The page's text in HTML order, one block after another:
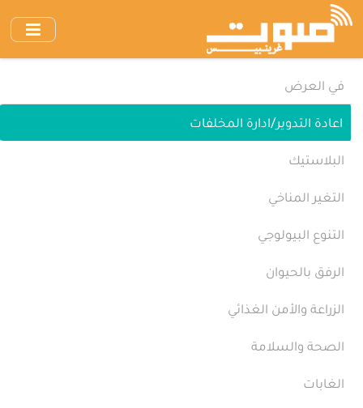
انتقل
إلى
في العرض
اعادة التدوير/ادارة المخلفات
البلاستيك
التغير المناخي
التنوع البيولوجي
الرفق بالحيوان
الزراعة والأمن الغذائي
الصحة والسلامة
الغابات